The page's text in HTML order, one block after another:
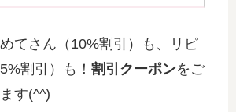
てさん（10%割引）も、リピ
割引）も！ 割引クーポンをご
す(^^)